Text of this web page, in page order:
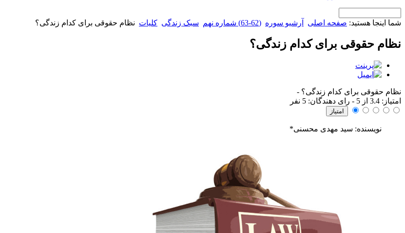
شما اینجا هستید: صفحه اصلی آرشیو سوره (62-63) شماره نهم سبک زندگی کلیات نظام حقوقی برای کدام زندگی؟
نظام حقوقی برای کدام زندگی؟
نظام حقوقی برای کدام زندگی؟ -
امتياز: 3.4 از 5 - رای دهندگان: 5 نفر
نویسنده: سید مهدی محسنی*